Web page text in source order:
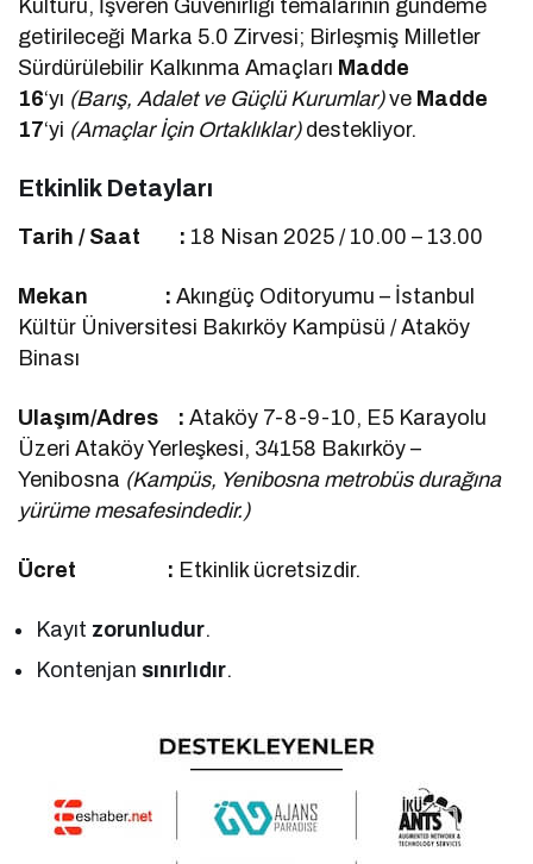
Kültürü, İşveren Güvenirliği temalarının gündeme
getirileceği Marka 5.0 Zirvesi; Birleşmiş Milletler
Sürdürülebilir Kalkınma Amaçları Madde
16‘yı (Barış, Adalet ve Güçlü Kurumlar)ve Madde
17‘yi (Amaçlar İçin Ortaklıklar) destekliyor.
Etkinlik Detayları
Tarih / Saat : 18 Nisan 2025 / 10.00 – 13.00
Mekan : Akıngüç Oditoryumu – İstanbul
Kültür Üniversitesi Bakırköy Kampüsü / Ataköy
Binası
Ulaşım/Adres : Ataköy 7-8-9-10, E5 Karayolu
Üzeri Ataköy Yerleşkesi, 34158 Bakırköy –
Yenibosna (Kampüs, Yenibosna metrobüs durağına
yürüme mesafesindedir.)
Ücret : Etkinlik ücretsizdir.
Kayıt zorunludur.
Kontenjan sınırlıdır.